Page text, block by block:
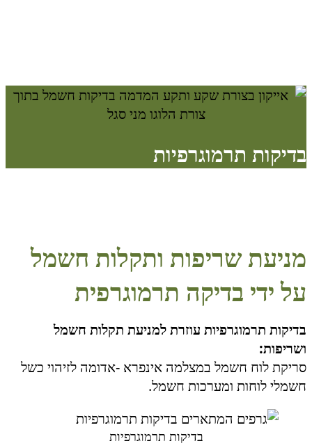
בדיקות תרמוגרפיות
מניעת שריפות ותקלות חשמל
על ידי בדיקה תרמוגרפית
בדיקות תרמוגרפיות עוזרת למניעת תקלות חשמל
ושריפות:
סריקת לוח חשמל במצלמה אינפרא -אדומה לזיהוי כשל
חשמלי לוחות ומערכות חשמל.
בדיקות תרמוגרפיות